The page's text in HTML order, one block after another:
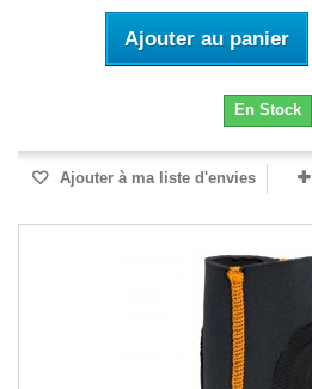
Ajouter au panier
En Stock
Ajouter à ma liste d'envies